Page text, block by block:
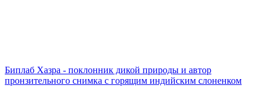
Биплаб Хазра - поклонник дикой природы и автор
пронзительного снимка с горящим индийским слоненком